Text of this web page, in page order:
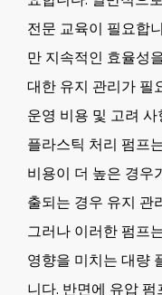
전문 교육이 필요합
만 지속적인 효율성
대한 유지 관리가 필
운영 비용 및 고려 사
플라스틱 처리 펌프
비용이 더 높은 경우
출되는 경우 유지 관
그러나 이러한 펌프
영향을 미치는 대량
니다. 반면에 유압